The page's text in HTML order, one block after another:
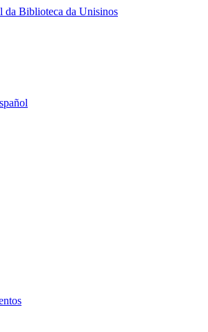
Biblioteca da Unisinos